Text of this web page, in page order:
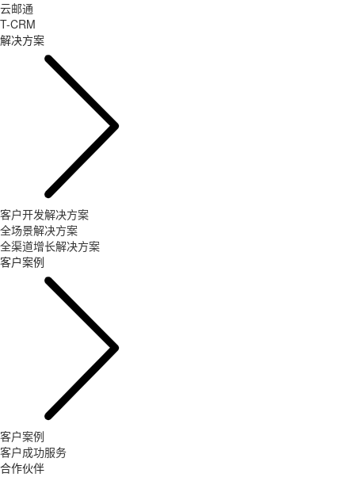
云邮通
T-CRM
解决方案
客户开发解决方案
全场景解决方案
全渠道增长解决方案
客户案例
客户案例
客户成功服务
合作伙伴